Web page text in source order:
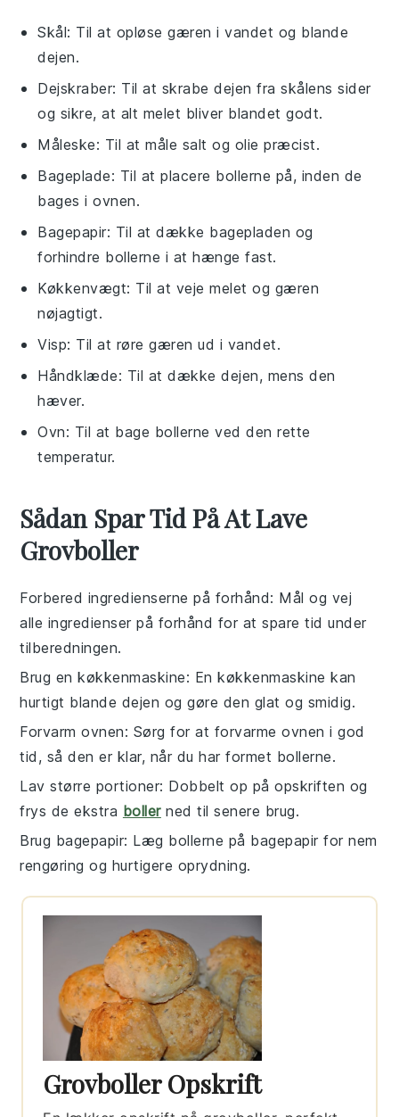
Skål: Til at opløse gæren i vandet og blande
dejen.
Dejskraber: Til at skrabe dejen fra skålens sider
og sikre, at alt melet bliver blandet godt.
Måleske: Til at måle salt og olie præcist.
Bageplade: Til at placere bollerne på, inden de
bages i ovnen.
Bagepapir: Til at dække bagepladen og
forhindre bollerne i at hænge fast.
Køkkenvægt: Til at veje melet og gæren
nøjagtigt.
Visp: Til at røre gæren ud i vandet.
Håndklæde: Til at dække dejen, mens den
hæver.
Ovn: Til at bage bollerne ved den rette
temperatur.
Sådan Spar Tid På At Lave
Grovboller
Forbered ingredienserne på forhånd: Mål og vej
alle ingredienser på forhånd for at spare tid under
tilberedningen.
Brug en køkkenmaskine: En køkkenmaskine kan
hurtigt blande dejen og gøre den glat og smidig.
Forvarm ovnen: Sørg for at forvarme ovnen i god
tid, så den er klar, når du har formet bollerne.
Lav større portioner: Dobbelt op påopskriften og
frys de ekstra bollerned til senere brug.
Brug bagepapir: Læg bollerne på bagepapir for nem
rengøring og hurtigere oprydning.
Grovboller Opskrift